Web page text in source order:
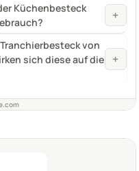
Küchenbesteck
+
von
sich diese auf die
+